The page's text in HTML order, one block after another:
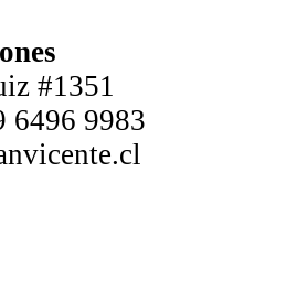
#1351
6496 9983